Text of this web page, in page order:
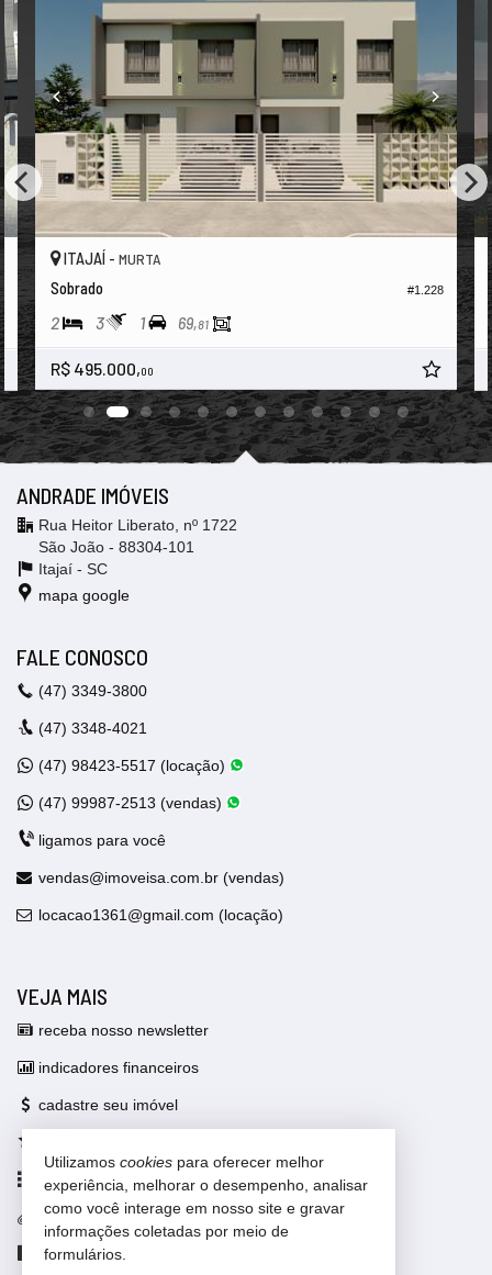
#1.228
ITAJAÍ - MURTA
Sobrado
2 3 1 69,81
R$ 495.000,00
ANDRADE IMÓVEIS
Rua Heitor Liberato, nº 1722
São João - 88304-101
Itajaí - SC
mapa google
FALE CONOSCO
(47) 3349-3800
(47) 3348-4021
(47) 98423-5517 (locação)
(47) 99987-2513 (vendas)
ligamos para você
vendas@imoveisa.com.br (vendas)
locacao1361@gmail.com (locação)
VEJA MAIS
receba nosso newsletter
indicadores financeiros
cadastre seu imóvel
mapa de imóveis
trabalhe conosco
Facebook
Utilizamos cookies para oferecer melhor
experiência, melhorar o desempenho, analisar
como você interage em nosso site e gravar
informações coletadas por meio de
formulários.